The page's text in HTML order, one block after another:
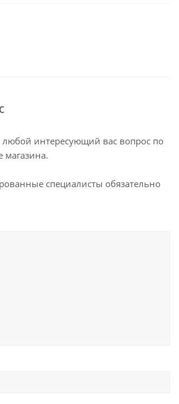
любой интересующий вас вопрос по
магазина.
специалисты обязательно